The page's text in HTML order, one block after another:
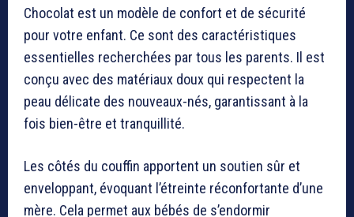
Chocolat est un modèle de confort et de sécurité
pour votre enfant. Ce sont des caractéristiques
essentielles recherchées par tous les parents. Il est
conçu avec des matériaux doux qui respectent la
peau délicate des nouveaux-nés, garantissant à la
fois bien-être et tranquillité.
Les côtés du couffin apportent un soutien sûr et
enveloppant, évoquant l’étreinte réconfortante d’une
mère. Cela permet aux bébés de s’endormir